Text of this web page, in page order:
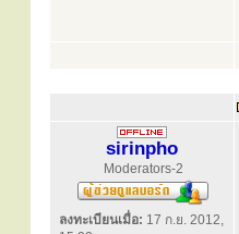
sirinpho
Moderators-2
ลงทะเบียนเมื่อ: 17 ก.ย. 2012,